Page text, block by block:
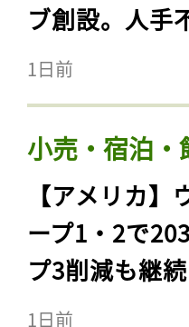
ブ創設。人手
1日前
小売・宿泊・
【アメリカ
ープ1・2で
プ3削減も継続
1日前